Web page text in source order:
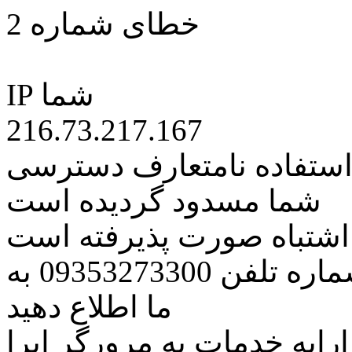
خطای شماره 2
IP شما
216.73.217.167
نامتعارف دسترسی
شما مسدود گردیده است
اشتباه صورت پذیرفته است
مراتب این مسئله را از طریق شماره تلفن 09353273300 به
ما اطلاع دهید
خدمات به مرورگر اپرا